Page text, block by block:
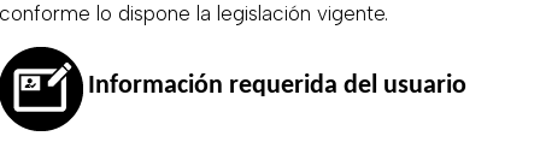
lo dispone la legislación vigente.
Información requerida del usuario